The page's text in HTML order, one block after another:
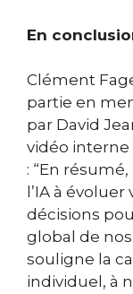
En
Clément
partie en
par David
vidéo interne
: “En
l’IA à
décisions
global de
souligne la
individuel, à